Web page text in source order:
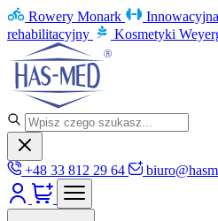
Rowery Monark
rehabilitacyjny
Kosmetyki
+48 33 812 29 64